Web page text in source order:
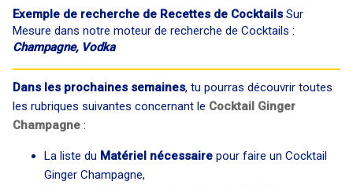
Exemple de recherche de Recettes de Cocktails Sur
Mesure dans notre moteur de recherche de Cocktails :
Champagne, Vodka
Dans les prochaines semaines, tu pourras découvrir toutes
les rubriques suivantes concernant le Cocktail Ginger
Champagne :
La liste du Matériel nécessaire pour faire un Cocktail
Ginger Champagne,